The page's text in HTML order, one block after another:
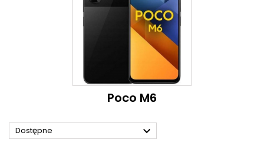
Poco M6
Dostępne 